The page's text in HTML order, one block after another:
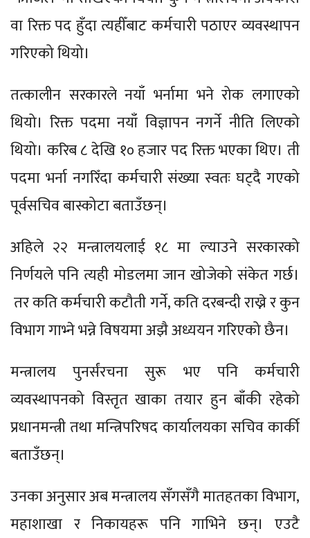
वा रिक्त पद हुँदा त्यहीँबाट कर्मचारी पठाएर व्यवस्थापन
गरिएको थियो।
तत्कालीन सरकारले नयाँ भर्नामा भने रोक लगाएको
थियो। रिक्त पदमा नयाँ विज्ञापन नगर्ने नीति लिएको
थियो। करिब ८ देखि १० हजार पद रिक्त भएका थिए। ती
पदमा भर्ना नगरिँदा कर्मचारी संख्या स्वतः घट्दै गएको
पूर्वसचिव बास्कोटा बताउँछन्।
अहिले २२ मन्त्रालयलाई १८ मा ल्याउने सरकारको
निर्णयले पनि त्यही मोडलमा जान खोजेको संकेत गर्छ।
तर कति कर्मचारी कटौती गर्ने, कति दरबन्दी राख्ने र कुन
विभाग गाभ्ने भन्ने विषयमा अझै अध्ययन गरिएको छैन।
मन्त्रालय पुनर्संरचना सुरू भए पनि कर्मचारी
व्यवस्थापनको विस्तृत खाका तयार हुन बाँकी रहेको
प्रधानमन्त्री तथा मन्त्रिपरिषद कार्यालयका सचिव कार्की
बताउँछन्।
उनका अनुसार अब मन्त्रालय सँगसँगै मातहतका विभाग,
महाशाखा र निकायहरू पनि गाभिने छन्। एउटै